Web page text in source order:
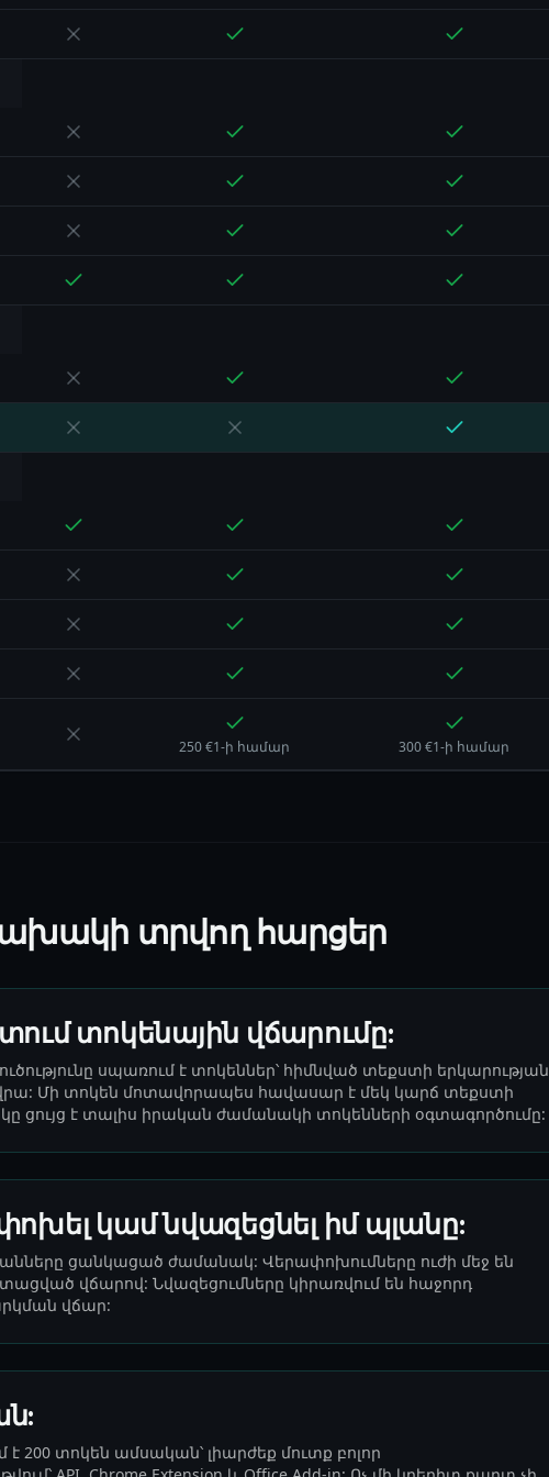
250 €1-ի համար 300 €1-ի համար
տրվող հարցեր
տոկենային վճարումը:
սպառում է տոկեններ՝ հիմնված տեքստի երկարության
Մի տոկեն մոտավորապես հավասար է մեկ կարճ տեքստի
ցույց է տալիս իրական ժամանակի տոկենների օգտագործումը:
կամ նվազեցնել իմ պլանը:
ցանկացած ժամանակ: Վերափոխումները ուժի մեջ են
վճարով: Նվազեցումները կիրառվում են հաջորդ
վճար:
200 տոկեն ամսական՝ լիարժեք մուտք բոլոր